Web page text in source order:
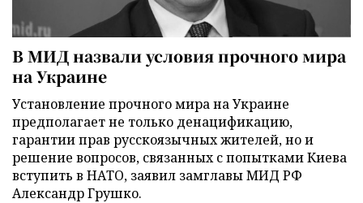
В МИД назвали условия прочного мира
на Украине
Установление прочного мира на Украине
предполагает не только денацификацию,
гарантии прав русскоязычных жителей, но и
решение вопросов, связанных с попытками Киева
вступить в НАТО, заявил замглавы МИД РФ
Александр Грушко.